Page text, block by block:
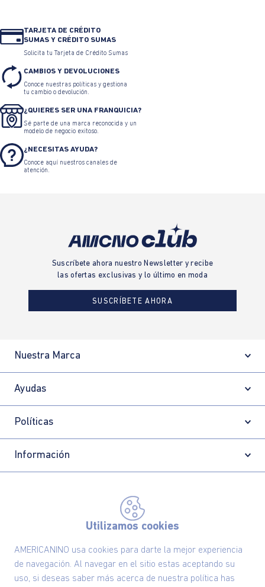
Utilizamos cookies
AMERICANINO usa cookies para darte la mejor experiencia
de navegación. Al navegar en el sitio estas aceptando su
uso, si deseas saber más acerca de nuestra política has
TARJETA DE CRÉDITO
SUMAS Y CRÉDITO SUMAS
Solicita tu Tarjeta de Crédito Sumas
CAMBIOS Y DEVOLUCIONES
Conoce nuestras políticas y gestiona
tu cambio o devolución.
¿QUIERES SER UNA FRANQUICIA?
Sé parte de una marca reconocida y un
modelo de negocio exitoso.
¿NECESITAS AYUDA?
Conoce aquí nuestros canales de
atención.
Suscríbete ahora nuestro Newsletter y recibe
las ofertas exclusivas y lo último en moda
SUSCRÍBETE AHORA
Nuestra Marca
Ayudas
Políticas
Información